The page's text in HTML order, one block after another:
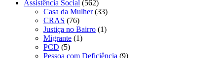
Assistência Social (562)
Casa da Mulher(33)
CRAS (76)
Justiça no Bairro (1)
Migrante (1)
PCD (5)
Pessoa com Deficiência (9)